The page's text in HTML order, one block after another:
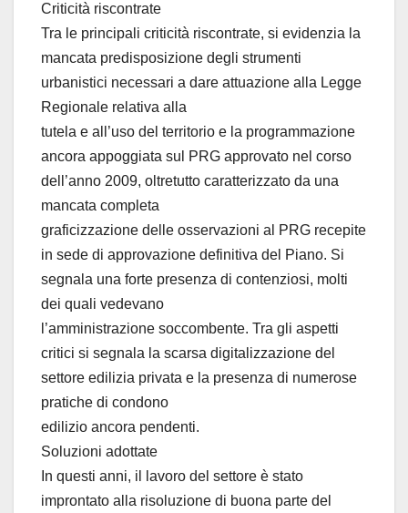
Criticità riscontrate
Tra le principali criticità riscontrate, si evidenzia la
mancata predisposizione degli strumenti
urbanistici necessari a dare attuazione alla Legge
Regionale relativa alla
tutela e all’uso del territorio e la programmazione
ancora appoggiata sul PRG approvato nel corso
dell’anno 2009, oltretutto caratterizzato da una
mancata completa
graficizzazione delle osservazioni al PRG recepite
in sede di approvazione definitiva del Piano. Si
segnala una forte presenza di contenziosi, molti
dei quali vedevano
l’amministrazione soccombente. Tra gli aspetti
critici si segnala la scarsa digitalizzazione del
settore edilizia privata e la presenza di numerose
pratiche di condono
edilizio ancora pendenti.
Soluzioni adottate
In questi anni, il lavoro del settore è stato
improntato alla risoluzione di buona parte del